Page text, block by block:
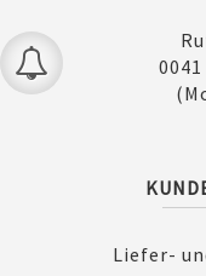
Liefer-